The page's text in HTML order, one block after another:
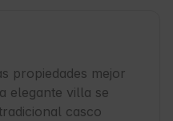
propiedades mejor
elegante villa se
casco